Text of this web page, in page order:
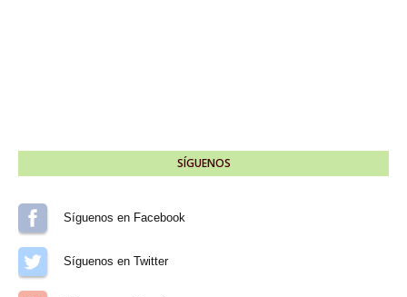
SÍGUENOS
Síguenos en Facebook
Síguenos en Twitter